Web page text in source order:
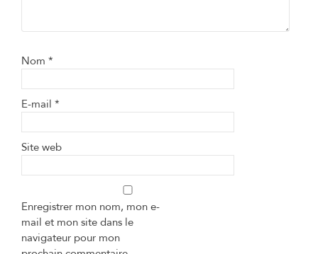
Nom *
E-mail *
Site web
Enregistrer mon nom, mon e-
mail et mon site dans le
navigateur pour mon